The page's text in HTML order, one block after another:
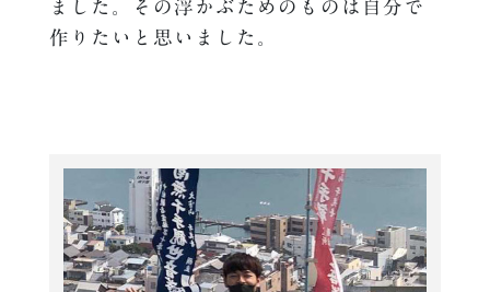
ました。その浮かぶためのものは自分で
作りたいと思いました。